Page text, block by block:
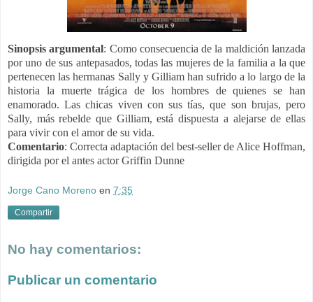
Sinopsis argumental: Como consecuencia de la maldición lanzada
por uno de sus antepasados, todas las mujeres de la familia a la que
pertenecen las hermanas Sally y Gilliam han sufrido a lo largo de la
historia la muerte trágica de los hombres de quienes se han
enamorado. Las chicas viven con sus tías, que son brujas, pero
Sally, más rebelde que Gilliam, está dispuesta a alejarse de ellas
para vivir con el amor de su vida.
Comentario: Correcta adaptación del best-seller de Alice Hoffman,
dirigida por el antes actor Griffin Dunne
Jorge Cano Moreno en 7:35
Compartir
No hay comentarios:
Publicar un comentario